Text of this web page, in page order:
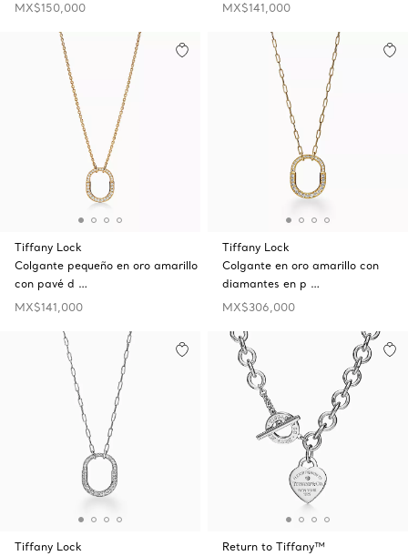
MX$150,000
MX$141,000
Tiffany Lock
Colgante pequeño en oro amarillo
con pavé d …
MX$141,000
Tiffany Lock
Colgante en oro amarillo con
diamantes en p …
MX$306,000
Tiffany Lock
Return to Tiffany™